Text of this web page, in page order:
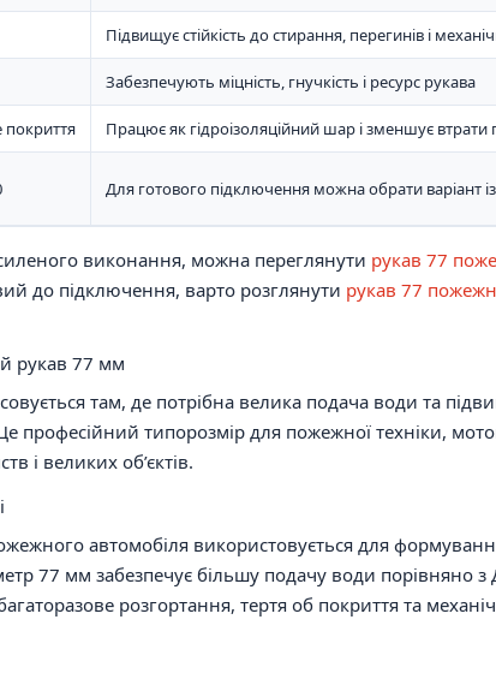
Підвищує стійкість до стирання, перегинів і
Забезпечують міцність, гнучкість і ресурс рукава
покриття Працює як гідроізоляційний шар і зменшує втрати
Для готового підключення можна обрати варіант
виконання, можна переглянути рукав 77
до підключення, варто розглянути рукав 77
рукав 77 мм
там, де потрібна велика подача води та
професійний типорозмір для пожежної техніки,
і великих об’єктів.
автомобіля використовується для
77 мм забезпечує більшу подачу води порівняно з
розгортання, тертя об покриття та